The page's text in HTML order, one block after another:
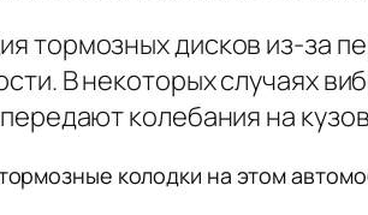
тормозных дисков из-за
В некоторых случаях
колебания на
колодки на этом